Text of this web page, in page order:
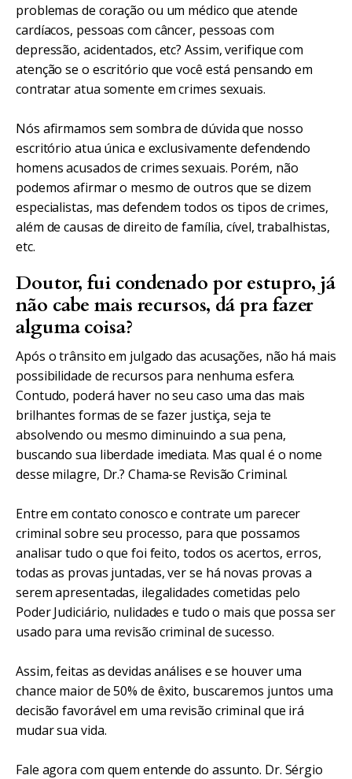
problemas de coração ou um médico que atende
cardíacos, pessoas com câncer, pessoas com
depressão, acidentados, etc? Assim, verifique com
atenção se o escritório que você está pensando em
contratar atua somente em crimes sexuais.
Nós afirmamos sem sombra de dúvida que nosso
escritório atua única e exclusivamente defendendo
homens acusados de crimes sexuais. Porém, não
podemos afirmar o mesmo de outros que se dizem
especialistas, mas defendem todos os tipos de crimes,
além de causas de direito de família, cível, trabalhistas,
etc.
Doutor, fui condenado por estupro, já
não cabe mais recursos, dá pra fazer
alguma coisa?
Após o trânsito em julgado das acusações, não há mais
possibilidade de recursos para nenhuma esfera.
Contudo, poderá haver no seu caso uma das mais
brilhantes formas de se fazer justiça, seja te
absolvendo ou mesmo diminuindo a sua pena,
buscando sua liberdade imediata. Mas qual é o nome
desse milagre, Dr.? Chama-se Revisão Criminal.
Entre em contato conosco e contrate um parecer
criminal sobre seu processo, para que possamos
analisar tudo o que foi feito, todos os acertos, erros,
todas as provas juntadas, ver se há novas provas a
serem apresentadas, ilegalidades cometidas pelo
Poder Judiciário, nulidades e tudo o mais que possa ser
usado para uma revisão criminal de sucesso.
Assim, feitas as devidas análises e se houver uma
chance maior de 50% de êxito, buscaremos juntos uma
decisão favorável em uma revisão criminal que irá
mudar sua vida.
Fale agora com quem entende do assunto. Dr. Sérgio